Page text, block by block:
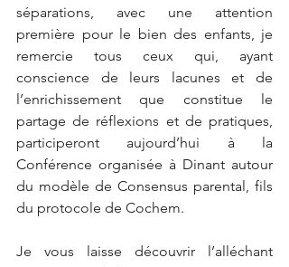
séparations, avec une attention
première pour le bien des enfants, je
remercie tous ceux qui, ayant
conscience de leurs lacunes et de
l’enrichissement que constitue le
partage de réflexions et de pratiques,
participeront aujourd’hui à la
Conférence organisée à Dinant autour
du modèle de Consensus parental, fils
du protocole de Cochem.
Je vous laisse découvrir l’alléchant